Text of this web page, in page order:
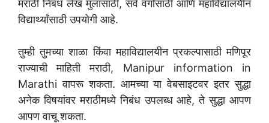
मराठी निबंध लेख मुलांसाठी, सर्व वर्गांसाठी आणि महाविद्यालयीन
विद्यार्थ्यांसाठी उपयोगी आहे.
तुम्ही तुमच्या शाळा किंवा महाविद्यालयीन प्रकल्पासाठी मणिपूर
राज्याची माहिती मराठी, Manipur information in
Marathi वापरू शकता. आमच्या या वेबसाइटवर इतर सुद्धा
अनेक विषयांवर मराठीमध्ये निबंध उपलब्ध आहे, ते सुद्धा आपण
आपण वाचू शकता.